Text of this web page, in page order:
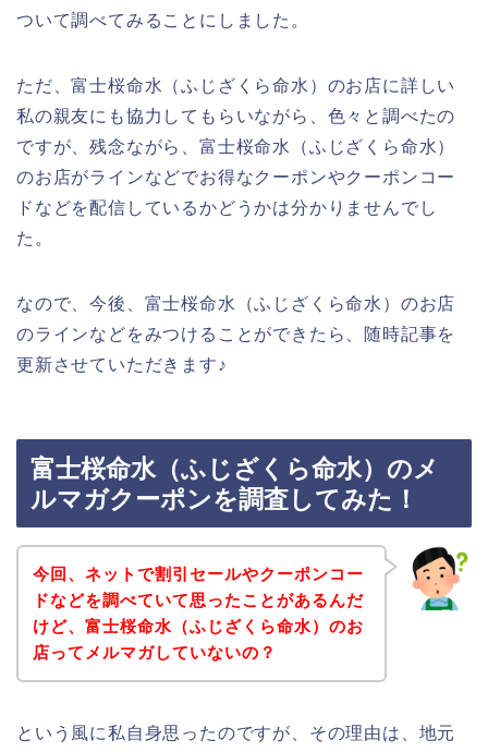
ついて調べてみることにしました。
ただ、富士桜命水（ふじざくら命水）のお店に詳しい
私の親友にも協力してもらいながら、色々と調べたの
ですが、残念ながら、富士桜命水（ふじざくら命水）
のお店がラインなどでお得なクーポンやクーポンコー
ドなどを配信しているかどうかは分かりませんでし
た。
なので、今後、富士桜命水（ふじざくら命水）のお店
のラインなどをみつけることができたら、随時記事を
更新させていただきます♪
富士桜命水（ふじざくら命水）のメ
ルマガクーポンを調査してみた！
今回、ネットで割引セールやクーポンコー
ドなどを調べていて思ったことがあるんだ
けど、富士桜命水（ふじざくら命水）のお
店ってメルマガしていないの？
という風に私自身思ったのですが、その理由は、地元